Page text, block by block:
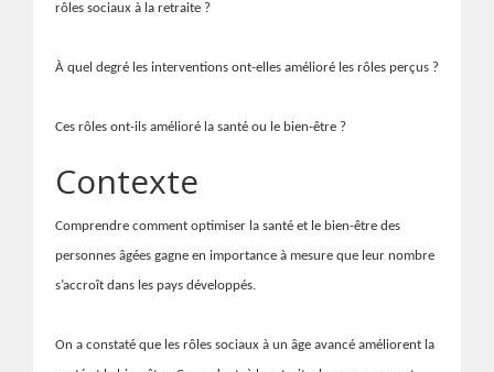
rôles sociaux à la retraite ?
À quel degré les interventions ont-elles amélioré les rôles perçus ?
Ces rôles ont-ils amélioré la santé ou le bien-être ?
Contexte
Comprendre comment optimiser la santé et le bien-être des
personnes âgées gagne en importance à mesure que leur nombre
s’accroît dans les pays développés.
On a constaté que les rôles sociaux à un âge avancé améliorent la